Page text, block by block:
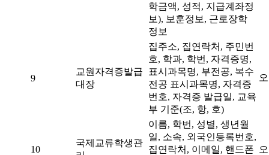
학금액, 성적, 지급계좌정
보), 보훈정보, 근로장학
정보
9
교원자격증발급
대장
집주소, 집연락처, 주민번
호, 학과, 학번, 자격증명,
표시과목명, 부전공, 복수
전공 표시과목명, 자격증
번호, 자격증 발급일, 교육
부 기준(조, 항, 호)
10
국제교류학생관
이름, 학번, 성별, 생년월
일, 소속, 외국인등록번호,
집연락처, 이메일, 핸드폰